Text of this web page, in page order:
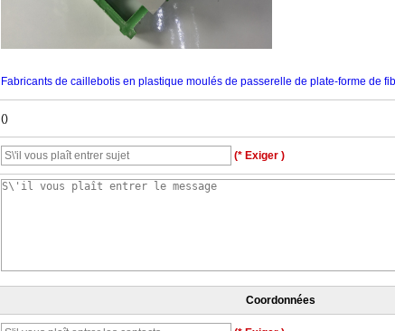
Fabricants de caillebotis en plastique moulés de passerelle de plate-forme de
()
(* Exiger )
Coordonnées